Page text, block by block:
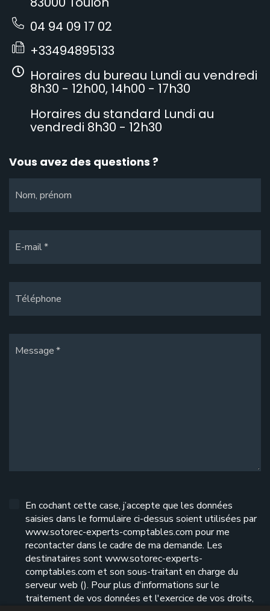
04 94 09 17 02
+33494895133
Horaires du bureau Lundi au vendredi
8h30 - 12h00, 14h00 - 17h30
Horaires du standard Lundi au
vendredi 8h30 - 12h30
Vous avez des questions ?
Nom, prénom
E-mail
Téléphone
Message
En cochant cette case, j’accepte que les données
saisies dans le formulaire ci-dessus soient utilisées par
www.sotorec-experts-comptables.com pour me
recontacter dans le cadre de ma demande. Les
destinataires sont www.sotorec-experts-
comptables.com et son sous-traitant en charge du
serveur web (). Pour plus d'informations sur le
traitement de vos données et l'exercice de vos droits,